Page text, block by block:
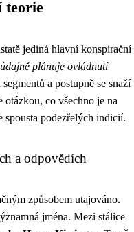
teorie
jediná hlavní konspirační
plánuje ovládnutí
a postupně se snaží
otázkou, co všechno je na
spousta podezřelých indicií.
a odpovědích
způsobem utajováno.
jména. Mezi stálice